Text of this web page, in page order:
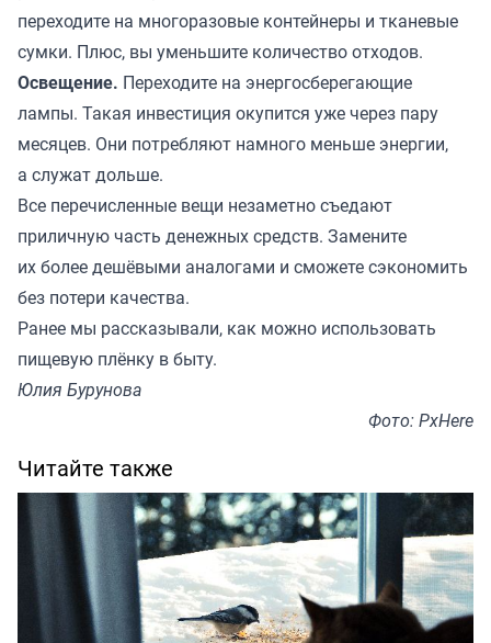
переходите на многоразовые контейнеры и тканевые
сумки. Плюс, вы уменьшите количество отходов.
Освещение. Переходите на энергосберегающие
лампы. Такая инвестиция окупится уже через пару
месяцев. Они потребляют намного меньше энергии,
а служат дольше.
Все перечисленные вещи незаметно съедают
приличную часть денежных средств. Замените
их более дешёвыми аналогами и сможете сэкономить
без потери качества.
Ранее мы рассказывали, как можно использовать
пищевую плёнку в быту.
Юлия Бурунова
Фото: PxHere
Читайте также